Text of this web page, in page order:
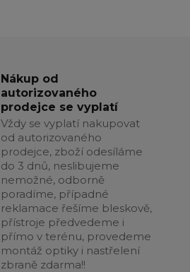
Nákup od
autorizovaného
prodejce se vyplatí
Vždy se vyplatí nakupovat
od autorizovaného
prodejce, zboží odesíláme
do 3 dnů, neslibujeme
nemožné, odborně
poradíme, případné
reklamace řešíme bleskově,
přístroje předvedeme i
přímo v terénu, provedeme
montáž optiky i nastřelení
zbraně zdarma!!